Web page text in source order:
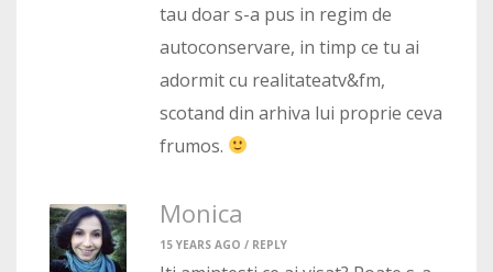
tau doar s-a pus in regim de
autoconservare, in timp ce tu ai
adormit cu realitateatv&fm,
scotand din arhiva lui proprie ceva
frumos.
Monica
15 YEARS AGO / REPLY